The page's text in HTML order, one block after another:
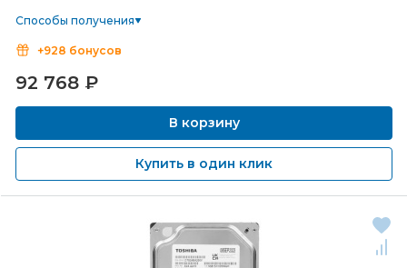
Способы получения
+928 бонусов
92 768 ₽
В корзину
Купить в один клик